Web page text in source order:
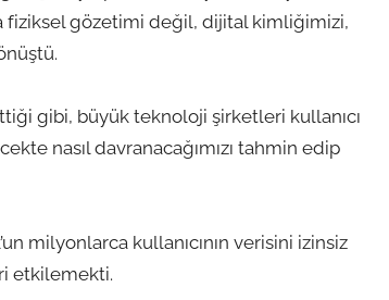
fiziksel gözetimi değil, dijital kimliğimizi,
gibi, büyük teknoloji şirketleri kullanıcı
nasıl davranacağımızı tahmin edip
milyonlarca kullanıcının verisini izinsiz
etkilemekti.